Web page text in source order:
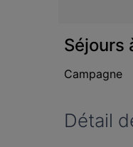
Séjours
Campagne
Détail